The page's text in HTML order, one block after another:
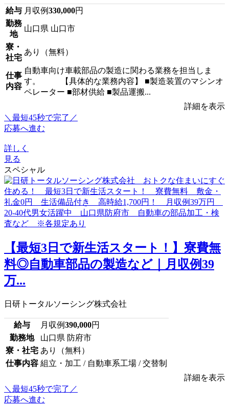
給与 月収例330,000円
勤務
地
山口県 山口市
寮・
社宅
あり（無料）
仕事
内容
自動車向け車載部品の製造に関わる業務を担当しま
す。 【具体的な業務内容】 ■製造装置のマシンオ
ペレーター ■部材供給 ■製品運搬...
詳細を表示
＼最短45秒で完了／
応募へ進む
詳しく
見る
スペシャル
【最短3日で新生活スタート！】寮費無
料◎自動車部品の製造など｜月収例39
万...
日研トータルソーシング株式会社
給与 月収例390,000円
勤務地
山口県 防府市
寮・社宅 あり（無料）
仕事内容 組立・加工 / 自動車系工場 / 交替制
詳細を表示
＼最短45秒で完了／
応募へ進む